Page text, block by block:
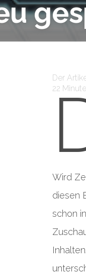
Der
22
Wird
diesen
schon